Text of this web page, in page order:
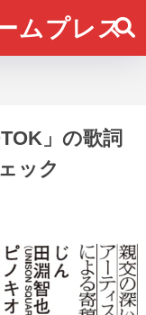
ムプレス
」の歌詞
ック